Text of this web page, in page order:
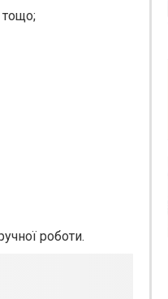
тощо;
роботи.